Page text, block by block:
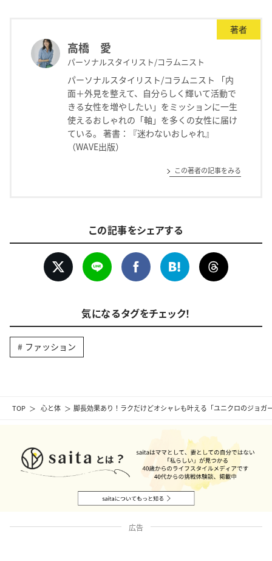
TOP 心と体 脚長効果あり！ラクだけどオシャレも叶える「ユニクロのジョ
著者
高橋 愛
パーソナルスタイリスト/コラムニスト
パーソナルスタイリスト/コラムニスト 「内
面＋外見を整えて、自分らしく輝いて活動で
きる女性を増やしたい」をミッションに一生
使えるおしゃれの「軸」を多くの女性に届け
ている。 著書：『迷わないおしゃれ』
（WAVE出版）
この著者の記事をみる
この記事をシェアする
気になるタグをチェック！
ファッション
広告